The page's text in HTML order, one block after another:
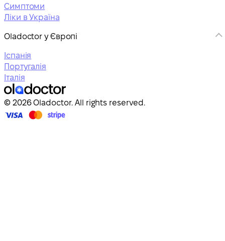
Симптоми
Ліки в Україна
Oladoctor у Європі
Іспанія
Португалія
Італія
© 2026 Oladoctor. All rights reserved.